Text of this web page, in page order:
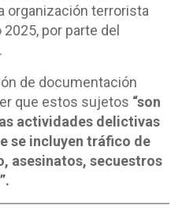
organización terrorista
por parte del
de documentación
que estos sujetos “son
actividades delictivas
se incluyen tráfico de
asesinatos, secuestros